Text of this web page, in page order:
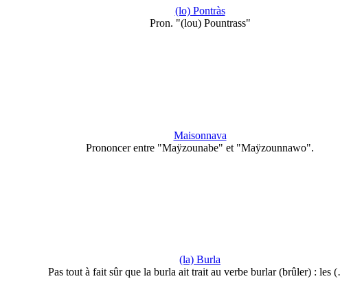
(lo) Pontràs
Pron. "(lou) Pountrass"
Maisonnava
Prononcer entre "Maÿzounabe" et "Maÿzounnawo".
(la) Burla
Pas tout à fait sûr que la burla ait trait au verbe burlar (brûler) : les